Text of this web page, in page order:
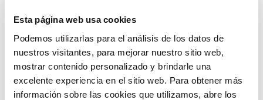
Esta página web usa cookies
Podemos utilizarlas para el análisis de los datos de
nuestros visitantes, para mejorar nuestro sitio web,
mostrar contenido personalizado y brindarle una
excelente experiencia en el sitio web. Para obtener más
información sobre las cookies que utilizamos, abre los
Beauté